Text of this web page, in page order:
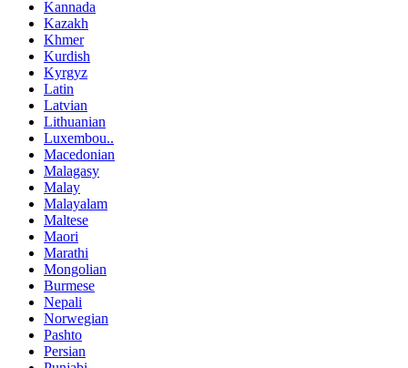
Kannada
Kazakh
Khmer
Kurdish
Kyrgyz
Latin
Latvian
Lithuanian
Luxembou..
Macedonian
Malagasy
Malay
Malayalam
Maltese
Maori
Marathi
Mongolian
Burmese
Nepali
Norwegian
Pashto
Persian